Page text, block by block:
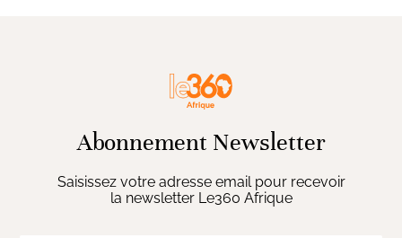
Abonnement Newsletter
Saisissez votre adresse email pour recevoir
la newsletter Le360 Afrique